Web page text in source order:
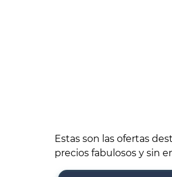
Estas son las ofertas
precios fabulosos y sin